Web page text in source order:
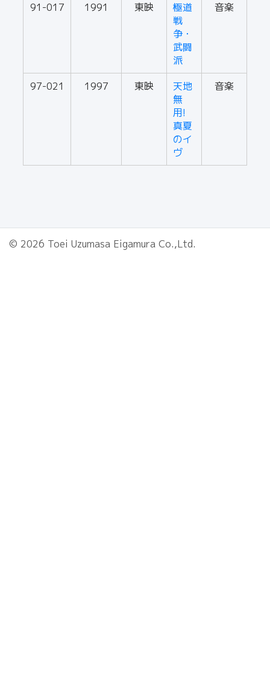
91-017 1991 東映
極道
戦
争・
武闘
派
音楽
97-021 1997 東映
天地
無
用!
真夏
のイ
ヴ
音楽
© 2026 Toei Uzumasa Eigamura Co.,Ltd.